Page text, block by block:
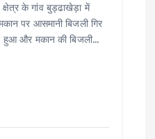
के गांव बुड्ढाखेड़ा में
पर आसमानी बिजली गिर
हुआ और मकान की बिजली…